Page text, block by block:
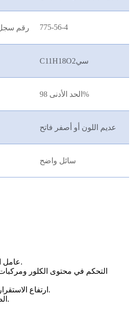
رقم سجل 775-56-4
C11H18O2سي
الحد الأدنى 98%
عديم اللون أو أصفر فاتح
سائل واضح
عامل اقتران فينيل سيلاني.
التحكم في محتوى الكلور ومركبات
ارتفاع الاستقرار الكيميائي والتفاعل.
الصف الإلكتروني متاح.